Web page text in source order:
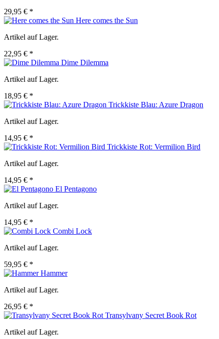
29,95 € *
Here comes the Sun
Artikel auf Lager.
22,95 € *
Dime Dilemma
Artikel auf Lager.
18,95 € *
Trickkiste Blau: Azure Dragon
Artikel auf Lager.
14,95 € *
Trickkiste Rot: Vermilion Bird
Artikel auf Lager.
14,95 € *
El Pentagono
Artikel auf Lager.
14,95 € *
Combi Lock
Artikel auf Lager.
59,95 € *
Hammer
Artikel auf Lager.
26,95 € *
Transylvany Secret Book Rot
Artikel auf Lager.